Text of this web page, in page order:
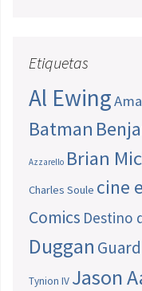
Etiquetas
Al Ewing
Batman
Azzarello Brian
Charles Soule cine
Comics Destino
Duggan
Tynion IV Jason